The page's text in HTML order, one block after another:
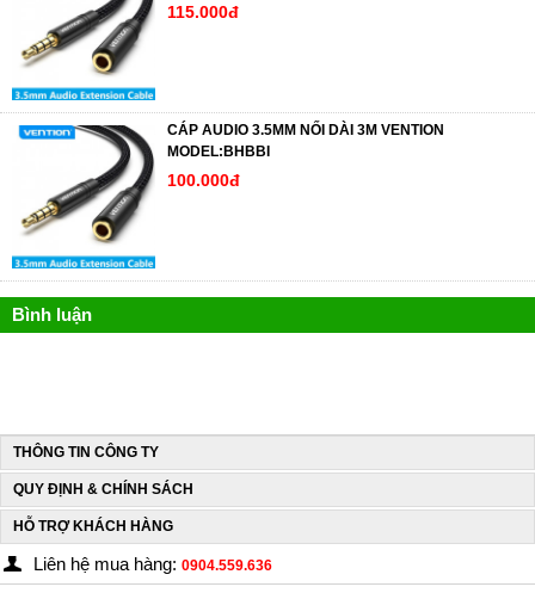
115.000đ
CÁP AUDIO 3.5MM NỐI DÀI 3M VENTION
MODEL:BHBBI
100.000đ
Bình luận
THÔNG TIN CÔNG TY
QUY ĐỊNH & CHÍNH SÁCH
HỖ TRỢ KHÁCH HÀNG
Liên hệ mua hàng: 0904.559.636